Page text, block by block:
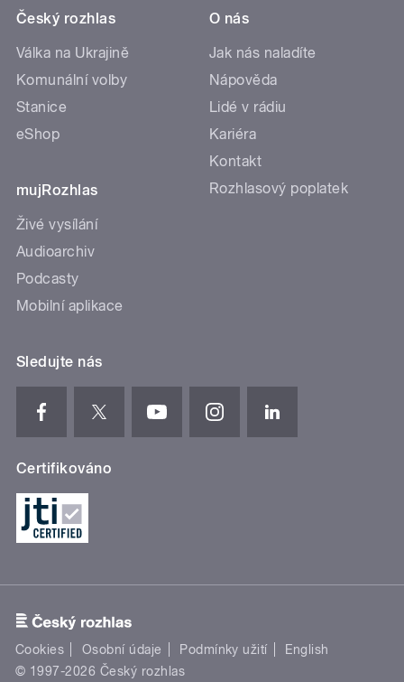
Český rozhlas
Válka na Ukrajině
Komunální volby
Stanice
eShop
mujRozhlas
Živé vysílání
Audioarchiv
Podcasty
Mobilní aplikace
O nás
Jak nás naladíte
Nápověda
Lidé v rádiu
Kariéra
Kontakt
Rozhlasový poplatek
Sledujte nás
Certifikováno
Cookies Osobní údaje Podmínky užití
English
© 1997-2026 Český rozhlas